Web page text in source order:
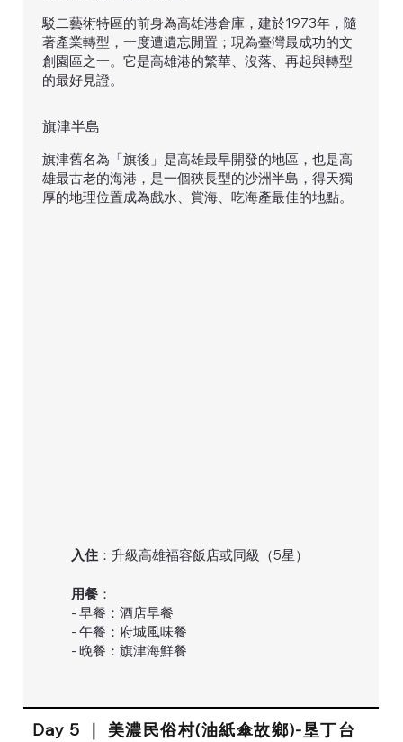
入住：升級高雄福容飯店或同級（5星）
用餐：
- 早餐：酒店早餐
- 午餐：府城風味餐
- 晚餐：旗津海鮮餐
駁二藝術特區的前身為高雄港倉庫，建於1973年，隨
著產業轉型，一度遭遺忘閒置；現為臺灣最成功的文
創園區之一。它是高雄港的繁華、沒落、再起與轉型
的最好見證。
旗津舊名為「旗後」是高雄最早開發的地區，也是高
雄最古老的海港，是一個狹長型的沙洲半島，得天獨
厚的地理位置成為戲水、賞海、吃海產最佳的地點。
​旗津半島
Day 5 ｜ 美濃民俗村(油紙傘故鄉)-垦丁台